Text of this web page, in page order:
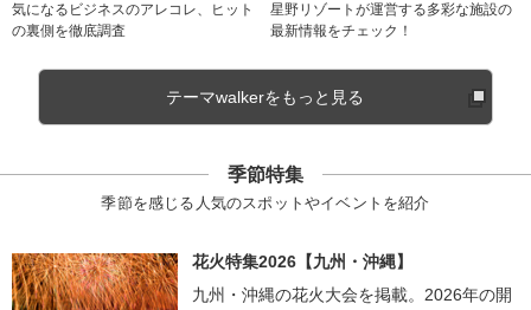
気になるビジネスのアレコレ、ヒット
の裏側を徹底調査
星野リゾートが運営する多彩な施設の
最新情報をチェック！
テーマwalkerをもっと見る
季節特集
季節を感じる人気のスポットやイベントを紹介
花火特集2026【九州・沖縄】
九州・沖縄の花火大会を掲載。2026年の開